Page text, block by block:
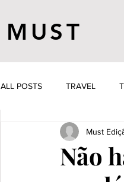
MUST
ALL POSTS TRAVEL
Não
Must